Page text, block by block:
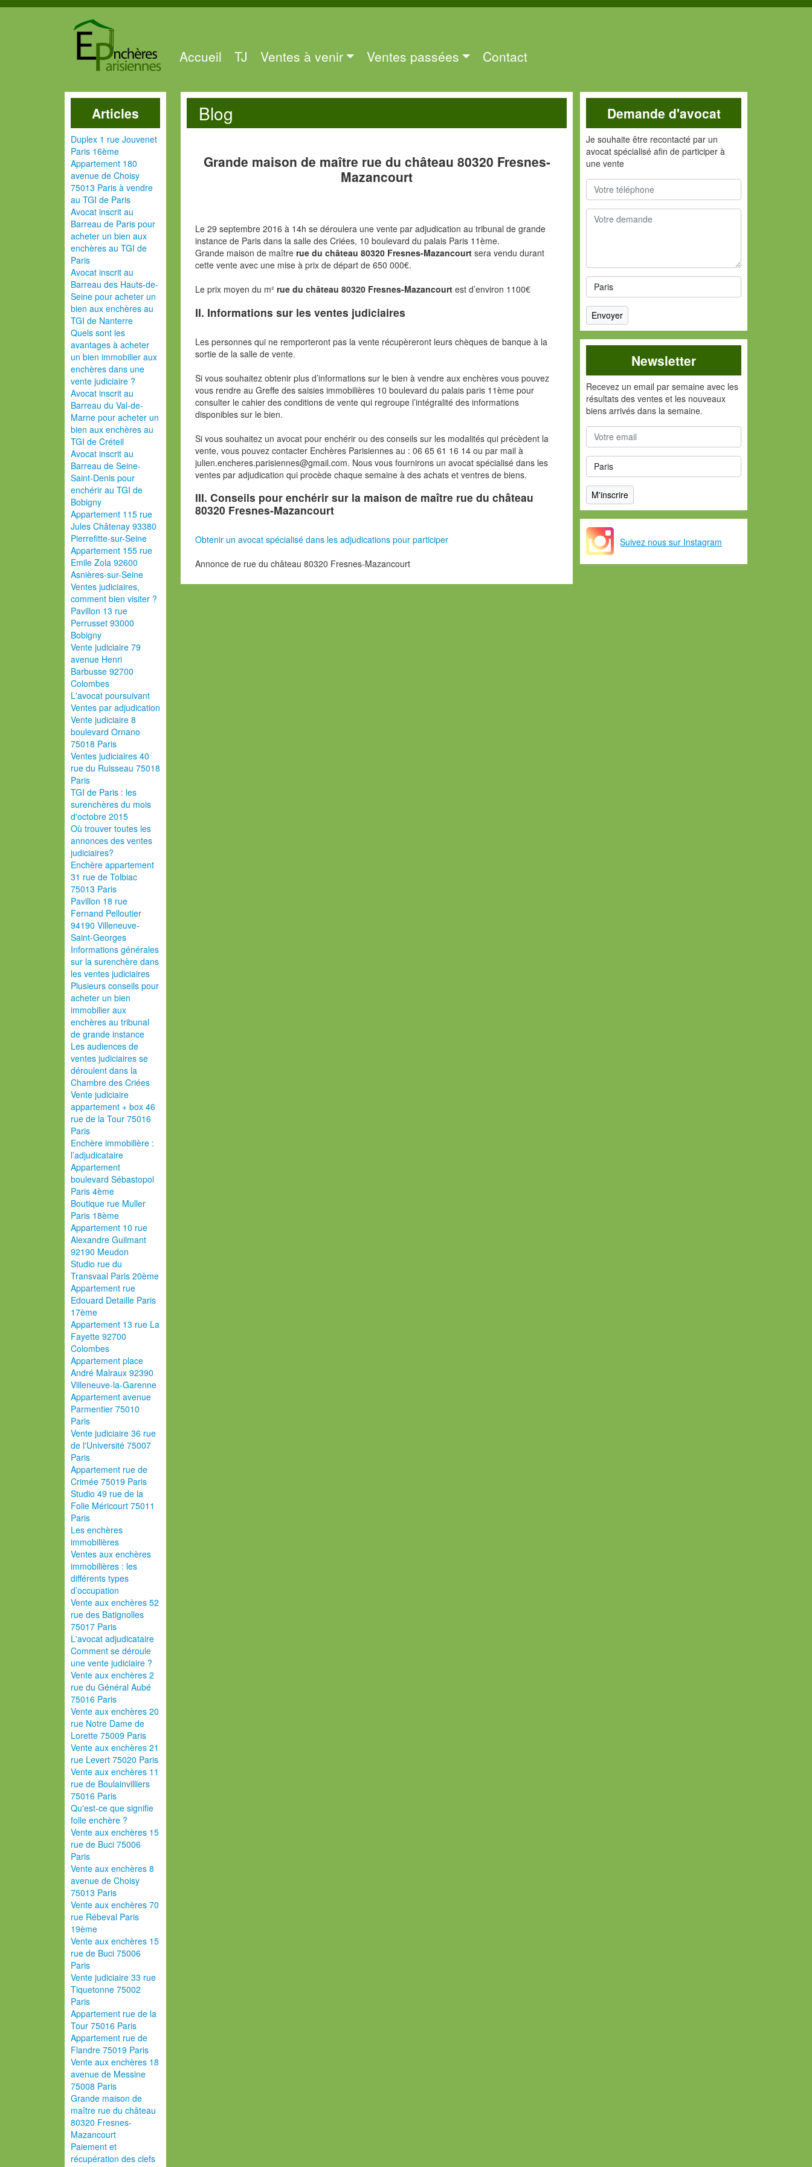
Accueil TJ Ventes à venir Ventes passées Contact
Articles
Duplex 1 rue Jouvenet
Paris 16ème
Appartement 180
avenue de Choisy
75013 Paris à vendre
au TGI de Paris
Avocat inscrit au
Barreau de Paris pour
acheter un bien aux
enchères au TGI de
Paris
Avocat inscrit au
Barreau des Hauts-de-
Seine pour acheter un
bien aux enchères au
TGI de Nanterre
Quels sont les
avantages à acheter
un bien immobilier aux
enchères dans une
vente judiciaire ?
Avocat inscrit au
Barreau du Val-de-
Marne pour acheter un
bien aux enchères au
TGI de Créteil
Avocat inscrit au
Barreau de Seine-
Saint-Denis pour
enchérir au TGI de
Bobigny
Appartement 115 rue
Jules Châtenay 93380
Pierrefitte-sur-Seine
Appartement 155 rue
Emile Zola 92600
Asnières-sur-Seine
Ventes judiciaires,
comment bien visiter ?
Pavillon 13 rue
Perrusset 93000
Bobigny
Vente judiciaire 79
avenue Henri
Barbusse 92700
Colombes
L'avocat poursuivant
Ventes par adjudication
Vente judiciaire 8
boulevard Ornano
75018 Paris
Ventes judiciaires 40
rue du Ruisseau 75018
Paris
TGI de Paris : les
surenchères du mois
d'octobre 2015
Où trouver toutes les
annonces des ventes
judiciaires?
Enchère appartement
31 rue de Tolbiac
75013 Paris
Pavillon 18 rue
Fernand Pelloutier
94190 Villeneuve-
Saint-Georges
Informations générales
sur la surenchère dans
les ventes judiciaires
Plusieurs conseils pour
acheter un bien
immobilier aux
enchères au tribunal
de grande instance
Les audiences de
ventes judiciaires se
déroulent dans la
Chambre des Criées
Vente judiciaire
appartement + box 46
rue de la Tour 75016
Paris
Enchère immobilière :
l’adjudicataire
Appartement
boulevard Sébastopol
Paris 4ème
Boutique rue Muller
Paris 18ème
Appartement 10 rue
Alexandre Guilmant
92190 Meudon
Studio rue du
Transvaal Paris 20ème
Appartement rue
Edouard Detaille Paris
17ème
Appartement 13 rue La
Fayette 92700
Colombes
Appartement place
André Malraux 92390
Villeneuve-la-Garenne
Appartement avenue
Parmentier 75010
Paris
Vente judiciaire 36 rue
de l'Université 75007
Paris
Appartement rue de
Crimée 75019 Paris
Studio 49 rue de la
Folie Méricourt 75011
Paris
Les enchères
immobilières
Ventes aux enchères
immobilières : les
différents types
d’occupation
Vente aux enchères 52
rue des Batignolles
75017 Paris
L'avocat adjudicataire
Comment se déroule
une vente judiciaire ?
Vente aux enchères 2
rue du Général Aubé
75016 Paris
Vente aux enchères 20
rue Notre Dame de
Lorette 75009 Paris
Vente aux enchères 21
rue Levert 75020 Paris
Vente aux enchères 11
rue de Boulainvilliers
75016 Paris
Qu'est-ce que signifie
folle enchère ?
Vente aux enchères 15
rue de Buci 75006
Paris
Vente aux enchères 8
avenue de Choisy
75013 Paris
Vente aux enchères 70
rue Rébeval Paris
19ème
Vente aux enchères 15
rue de Buci 75006
Paris
Vente judiciaire 33 rue
Tiquetonne 75002
Paris
Appartement rue de la
Tour 75016 Paris
Appartement rue de
Flandre 75019 Paris
Vente aux enchères 18
avenue de Messine
75008 Paris
Grande maison de
maître rue du château
80320 Fresnes-
Mazancourt
Paiement et
récupération des clefs
Blog
Grande maison de maître rue du château 80320 Fresnes-
Mazancourt
Le 29 septembre 2016 à 14h se déroulera une vente par adjudication au tribunal de grande
instance de Paris dans la salle des Criées, 10 boulevard du palais Paris 11ème.
Grande maison de maîtrerue du château 80320 Fresnes-Mazancourtsera vendu durant
cette vente avec une mise à prix de départ de 650 000€.
Le prix moyen du m²rue du château 80320 Fresnes-Mazancourtest d’environ 1100€
II. Informations sur les ventes judiciaires
Les personnes qui ne remporteront pas la vente récupèreront leurs chèques de banque à la
sortie de la salle de vente.
Si vous souhaitez obtenir plus d’informations sur le bien à vendre aux enchères vous pouvez
vous rendre au Greffe des saisies immobilières 10 boulevard du palais paris 11ème pour
consulter le cahier des conditions de vente qui regroupe l’intégralité des informations
disponibles sur le bien.
Si vous souhaitez un avocat pour enchérir ou des conseils sur les modalités qui précèdent la
vente, vous pouvez contacter Enchères Parisiennes au : 06 65 61 16 14 ou par mail à
julien.encheres.parisiennes@gmail.com. Nous vous fournirons un avocat spécialisé dans les
ventes par adjudication qui procède chaque semaine à des achats et ventres de biens.
III. Conseils pour enchérir sur la maison de maître rue du château
80320 Fresnes-Mazancourt
Obtenir un avocat spécialisé dans les adjudications pour participer
Annonce de rue du château 80320 Fresnes-Mazancourt
Demande d'avocat
Je souhaite être recontacté par un
avocat spécialisé afin de participer à
une vente
Newsletter
Recevez un email par semaine avec les
résultats des ventes et les nouveaux
biens arrivés dans la semaine.
Suivez nous sur Instagram